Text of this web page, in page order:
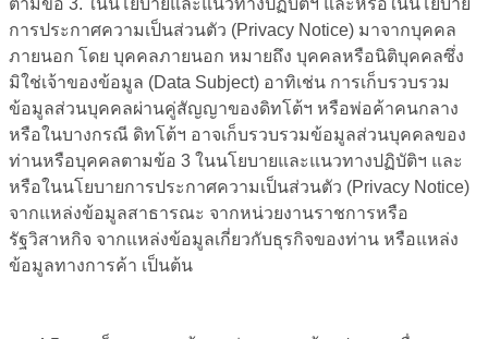
การประกาศความเป็นส่วนตัว (Privacy Notice) มาจากบุคคล
ภายนอก โดย บุคคลภายนอก หมายถึง บุคคลหรือนิติบุคคลซึ่ง
มิใช่เจ้าของข้อมูล (Data Subject) อาทิเช่น การเก็บรวบรวม
ข้อมูลส่วนบุคคลผ่านคู่สัญญาของดิทโต้ฯ หรือพ่อค้าคนกลาง
หรือในบางกรณี ดิทโต้ฯ อาจเก็บรวบรวมข้อมูลส่วนบุคคลของ
ท่านหรือบุคคลตามข้อ 3 ในนโยบายและแนวทางปฏิบัติฯ และ
หรือในนโยบายการประกาศความเป็นส่วนตัว (Privacy Notice)
จากแหล่งข้อมูลสาธารณะ จากหน่วยงานราชการหรือ
รัฐวิสาหกิจ จากแหล่งข้อมูลเกี่ยวกับธุรกิจของท่าน หรือแหล่ง
ข้อมูลทางการค้า เป็นต้น